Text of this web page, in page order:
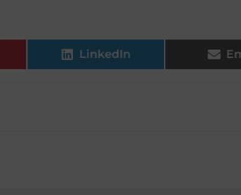
LinkedIn